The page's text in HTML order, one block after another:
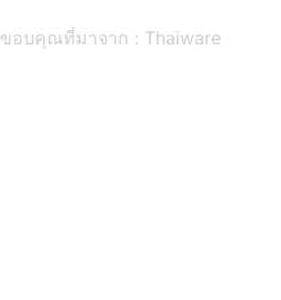
ขอบคุณที่มาจาก : Thaiware